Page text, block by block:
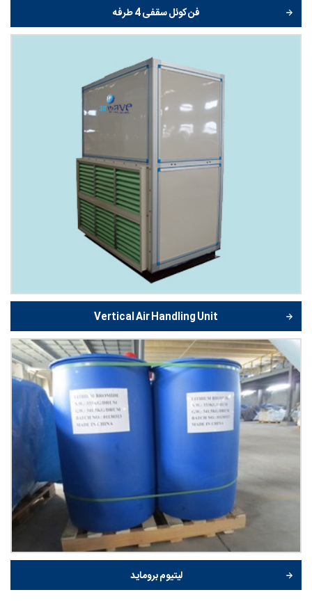
فن کوئل سقفی 4 طرفه
Vertical Air Handling Unit
لیتیوم بروماید